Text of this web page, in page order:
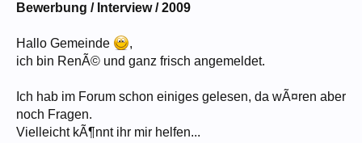
Bewerbung / Interview / 2009
Hallo Gemeinde
,
ich bin RenÃ© und ganz frisch angemeldet.
Ich hab im Forum schon einiges gelesen, da wÃ¤ren aber
noch Fragen.
Vielleicht kÃ¶nnt ihr mir helfen...